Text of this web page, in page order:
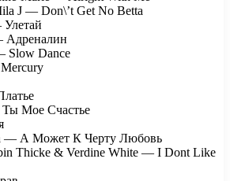
J — Don\’t Get No Betta
Адреналин
Slow Dance
Мое Счастье
— А Может К Черту Любовь
Thicke & Verdine White — I Dont Like